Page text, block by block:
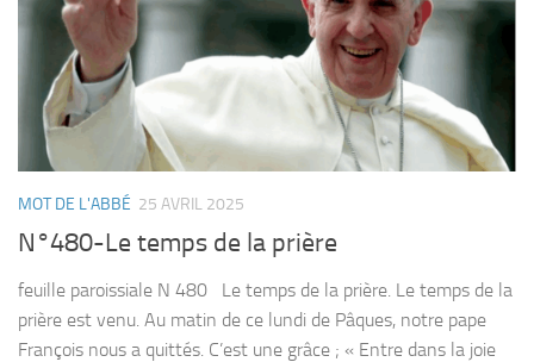
MOT DE L'ABBÉ 25 AVRIL 2025
N°480-Le temps de la prière
feuille paroissiale N 480 Le temps de la prière. Le temps de la
prière est venu. Au matin de ce lundi de Pâques, notre pape
François nous a quittés. C’est une grâce ; « Entre dans la joie